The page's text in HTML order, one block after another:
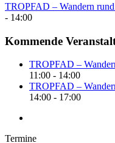
TROPFAD – Wandern
- 14:00
Kommende
TROPFAD –
11:00 - 14:00
TROPFAD –
14:00 - 17:00
Termine